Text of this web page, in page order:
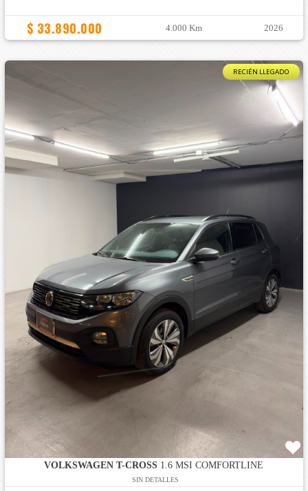
$ 33.890.000 4.000 Km 2026
RECIÉN LLEGADO
VOLKSWAGEN T-CROSS 1.6 MSI COMFORTLINE
SIN DETALLES